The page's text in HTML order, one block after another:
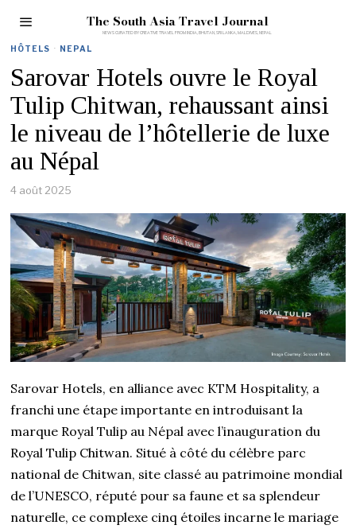
The South Asia Travel Journal
HÔTELS · NEPAL
Sarovar Hotels ouvre le Royal
Tulip Chitwan, rehaussant ainsi
le niveau de l’hôtellerie de luxe
au Népal
4 août 2025
Sarovar Hotels, en alliance avec KTM Hospitality, a
franchi une étape importante en introduisant la
marque Royal Tulip au Népal avec l’inauguration du
Royal Tulip Chitwan. Situé à côté du célèbre parc
national de Chitwan, site classé au patrimoine mondial
de l’UNESCO, réputé pour sa faune et sa splendeur
naturelle, ce complexe cinq étoiles incarne le mariage